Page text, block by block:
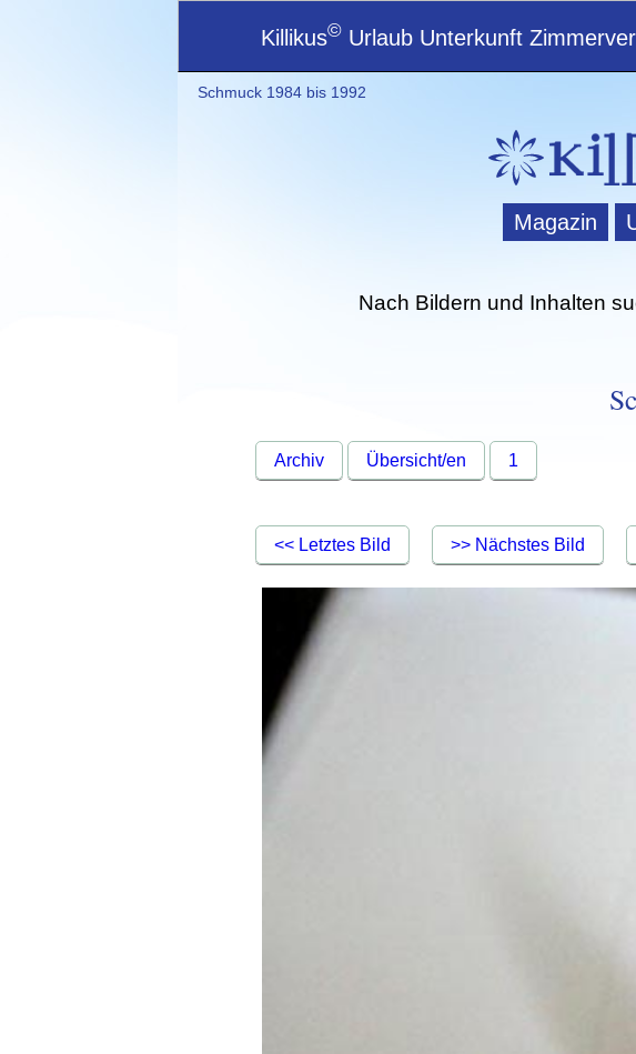
Killikus© Urlaub Unterkunft
Schmuck 1984 bis 1992
Magazin
Nach Bildern und Inhalten
Archiv Übersicht/en 1
<< Letztes Bild >> Nächstes Bild